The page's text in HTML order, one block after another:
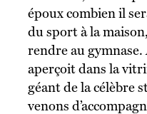
époux combien il
du sport à la
rendre au
aperçoit dans la
géant de la célèbre
venons